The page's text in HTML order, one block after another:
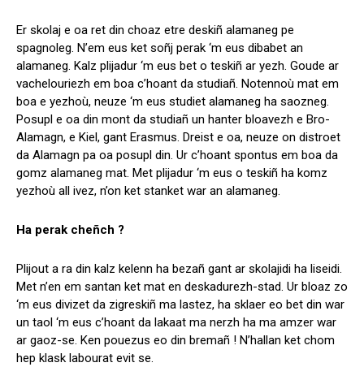
Er skolaj e oa ret din choaz etre deskiñ alamaneg pe
spagnoleg. N’em eus ket soñj perak ‘m eus dibabet an
alamaneg. Kalz plijadur ‘m eus bet o teskiñ ar yezh. Goude ar
vachelouriezh em boa c’hoant da studiañ. Notennoù mat em
boa e yezhoù, neuze ‘m eus studiet alamaneg ha saozneg.
Posupl e oa din mont da studiañ un hanter bloavezh e Bro-
Alamagn, e Kiel, gant Erasmus. Dreist e oa, neuze on distroet
da Alamagn pa oa posupl din. Ur c’hoant spontus em boa da
gomz alamaneg mat. Met plijadur ‘m eus o teskiñ ha komz
yezhoù all ivez, n’on ket stanket war an alamaneg.
Ha perak cheñch ?
Plijout a ra din kalz kelenn ha bezañ gant ar skolajidi ha liseidi.
Met n’en em santan ket mat en deskadurezh-stad. Ur bloaz zo
‘m eus divizet da zigreskiñ ma lastez, ha sklaer eo bet din war
un taol ‘m eus c’hoant da lakaat ma nerzh ha ma amzer war
ar gaoz-se. Ken pouezus eo din bremañ ! N’hallan ket chom
hep klask labourat evit se.